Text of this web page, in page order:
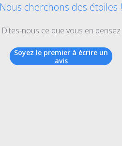
Nous cherchons des étoiles !
Dites-nous ce que vous en pensez
Soyez le premier à écrire un
avis